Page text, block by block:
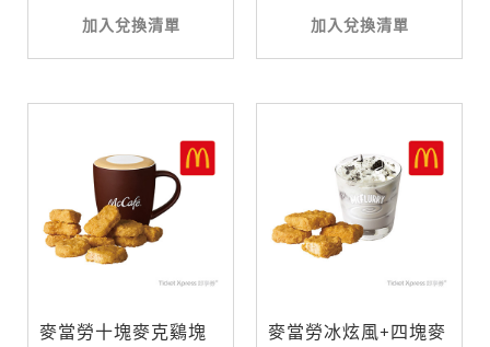
加入兌換清單 加入兌換清單
麥當勞十塊麥克鷄塊
麥當勞冰炫風+四塊麥